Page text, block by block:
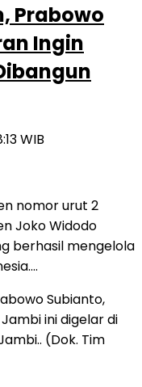
Prabowo
Ingin
WIB
nomor urut 2
Joko Widodo
berhasil mengelola